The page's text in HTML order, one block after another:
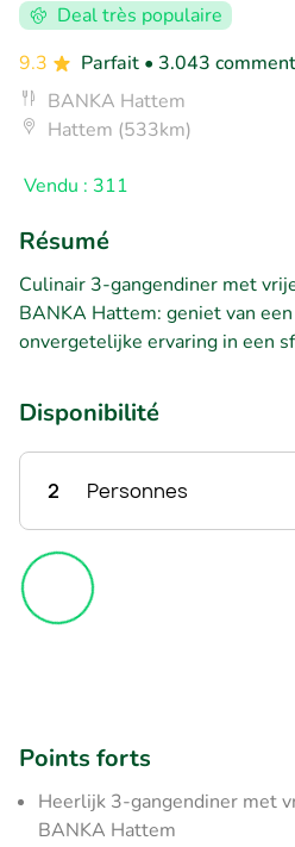
Deal très populaire
9.3
Parfait • 3.043
BANKA Hattem
Hattem (533km)
Vendu : 311
Résumé
Culinair 3-gangendiner met
BANKA Hattem: geniet van
onvergetelijke ervaring in een
Disponibilité
2 Personnes
Points forts
Heerlijk 3-gangendiner met
BANKA Hattem